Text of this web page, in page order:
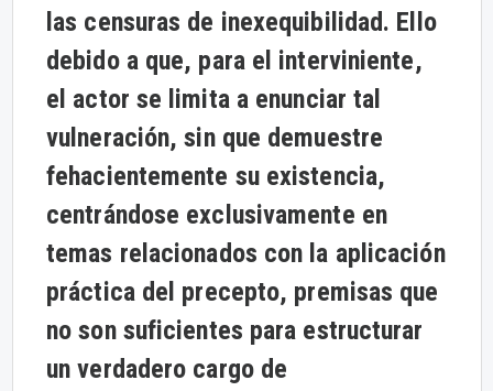
las censuras de inexequibilidad. Ello
debido a que, para el interviniente,
el actor se limita a enunciar tal
vulneración, sin que demuestre
fehacientemente su existencia,
centrándose exclusivamente en
temas relacionados con la aplicación
práctica del precepto, premisas que
no son suficientes para estructurar
un verdadero cargo de